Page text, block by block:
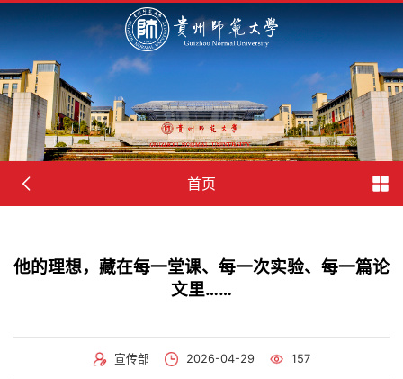
首页
他的理想，藏在每一堂课、每一次实验、每一篇论
文里……
宣传部 2026-04-29 157